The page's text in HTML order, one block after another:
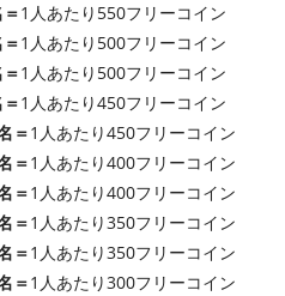
1人あたり550フリーコイン
1人あたり500フリーコイン
1人あたり500フリーコイン
1人あたり450フリーコイン
＝1人あたり450フリーコイン
＝1人あたり400フリーコイン
＝1人あたり400フリーコイン
＝1人あたり350フリーコイン
＝1人あたり350フリーコイン
＝1人あたり300フリーコイン